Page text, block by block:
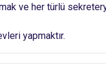
ve her türlü
yapmaktır.